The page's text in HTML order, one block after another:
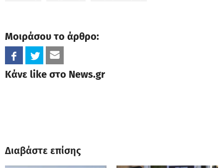
Μοιράσου το άρθρο:
Κάνε like στο News.gr
Διαβάστε επίσης